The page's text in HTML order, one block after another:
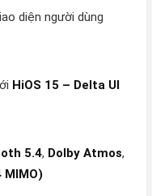
HiOS 15 – Delta UI
5.4, Dolby Atmos,